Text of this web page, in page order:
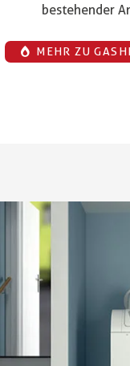
bestehender
MEHR ZU